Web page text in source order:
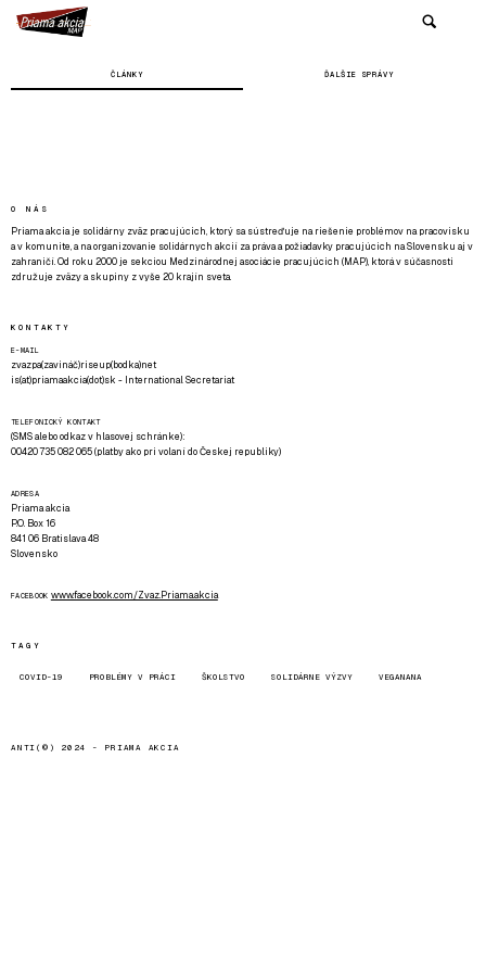
ČLÁNKY ĎALŠIE SPRÁVY
O NÁS
Priama akcia je solidárny zväz pracujúcich, ktorý sa sústreďuje na riešenie problémov na pracovisku
a v komunite, a na organizovanie solidárnych akcií za práva a požiadavky pracujúcich na Slovensku aj v
zahraničí. Od roku 2000 je sekciou Medzinárodnej asociácie pracujúcich (MAP), ktorá v súčasnosti
združuje zväzy a skupiny z vyše 20 krajín sveta.
KONTAKTY
E-MAIL
zvazpa(zavináč)riseup(bodka)net
is(at)priamaakcia(dot)sk - International Secretariat
TELEFONICKÝ KONTAKT
(SMS alebo odkaz v hlasovej schránke):
00420 735 082 065 (platby ako pri volaní do Českej republiky)
ADRESA
Priama akcia
P.O. Box 16
841 06 Bratislava 48
Slovensko
FACEBOOK www.facebook.com/Zvaz.Priama.akcia
TAGY
COVID-19 PROBLÉMY V PRÁCI ŠKOLSTVO SOLIDÁRNE VÝZVY VEGANANA
ANTI(©) 2024 - PRIAMA AKCIA